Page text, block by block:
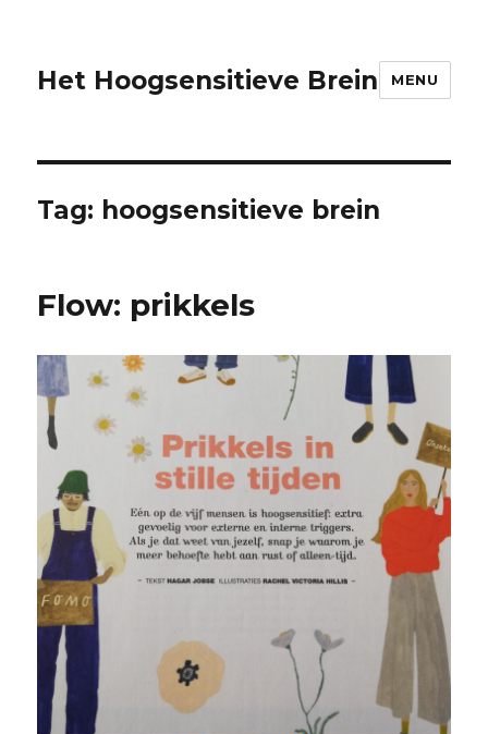
Het Hoogsensitieve Brein MENU
Tag: hoogsensitieve brein
Flow: prikkels